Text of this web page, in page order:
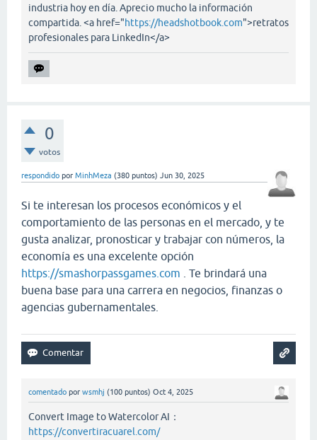
industria hoy en día. Aprecio mucho la información
compartida. <a href="https://headshotbook.com">retratos
profesionales para LinkedIn</a>
0
votos
respondido por MinhMeza (380 puntos) Jun 30, 2025
Si te interesan los procesos económicos y el
comportamiento de las personas en el mercado, y te
gusta analizar, pronosticar y trabajar con números, la
economía es una excelente opción
https://smashorpassgames.com . Te brindará una
buena base para una carrera en negocios, finanzas o
agencias gubernamentales.
comentado por wsmhj (100 puntos) Oct 4, 2025
Convert Image to Watercolor AI：
https://convertiracuarel.com/